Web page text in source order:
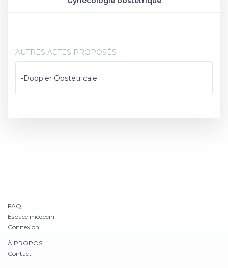
AUTRES ACTES PROPOSÉS
-Doppler Obstétricale
FAQ
Espace médecin
Connexion
À PROPOS
Contact